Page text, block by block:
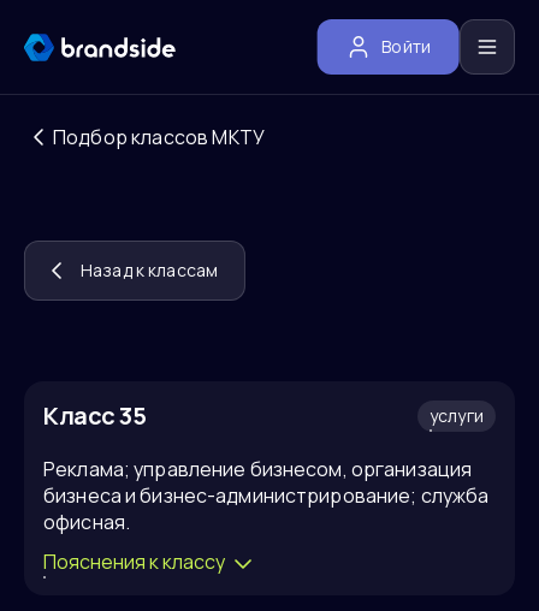
Войти
Подбор классов МКТУ
Назад к классам
Класс35 услуги
Реклама; управление бизнесом, организация
бизнеса и бизнес-администрирование; служба
офисная.
Пояснения к классу